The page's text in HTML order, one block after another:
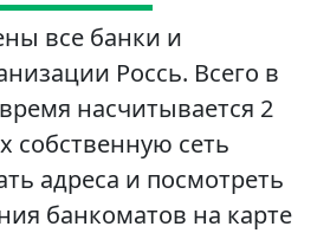
все банки и
Россь. Всего в
насчитывается 2
сеть
адреса и посмотреть
банкоматов на карте